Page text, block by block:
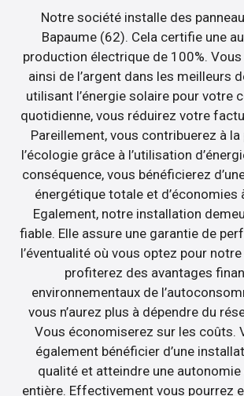
Notre société installe des
Bapaume (62). Cela certifie une
production électrique de 100%.
ainsi de l’argent dans les meilleurs
utilisant l’énergie solaire pour votre
quotidienne, vous réduirez votre
Pareillement, vous contribuerez à
l’écologie grâce à l’utilisation
conséquence, vous bénéficierez
énergétique totale et d’économies
Egalement, notre installation
fiable. Elle assure une garantie de
l’éventualité où vous optez pour
profiterez des avantages
environnementaux de
vous n’aurez plus à dépendre du
Vous économiserez sur les coûts.
également bénéficier d’une
qualité et atteindre une
entière. Effectivement vous pourrez